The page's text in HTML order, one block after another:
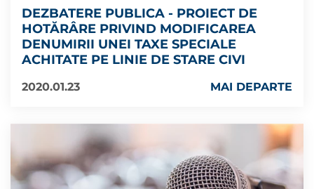
DEZBATERE PUBLICA - PROIECT DE
HOTĂRÂRE PRIVIND MODIFICAREA
DENUMIRII UNEI TAXE SPECIALE
ACHITATE PE LINIE DE STARE CIVI
2020.01.23 MAI DEPARTE